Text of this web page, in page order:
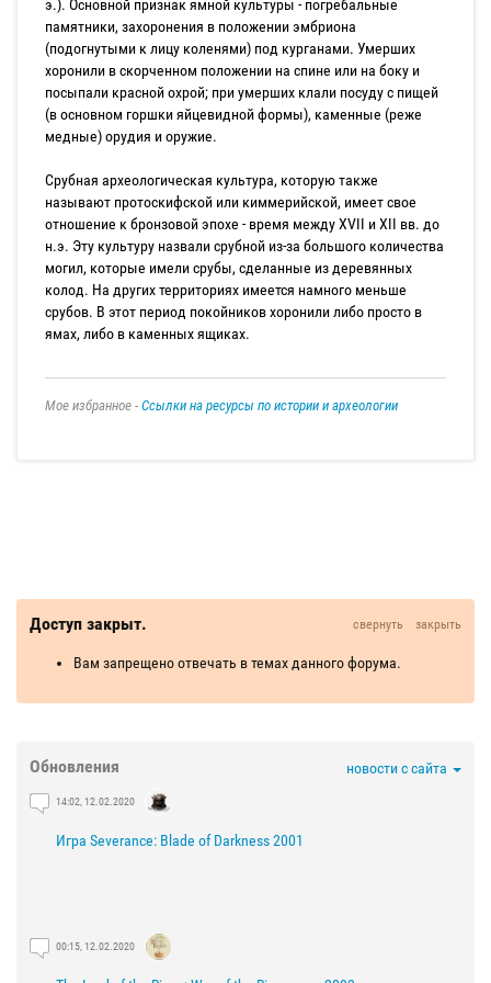
э.). Основной признак ямной культуры - погребальные
памятники, захоронения в положении эмбриона
(подогнутыми к лицу коленями) под курганами. Умерших
хоронили в скорченном положении на спине или на боку и
посыпали красной охрой; при умерших клали посуду с пищей
(в основном горшки яйцевидной формы), каменные (реже
медные) орудия и оружие.
Срубная археологическая культура, которую также
называют протоскифской или киммерийской, имеет свое
отношение к бронзовой эпохе - время между XVII и XII вв. до
н.э. Эту культуру назвали срубной из-за большого количества
могил, которые имели срубы, сделанные из деревянных
колод. На других территориях имеется намного меньше
срубов. В этот период покойников хоронили либо просто в
ямах, либо в каменных ящиках.
Мое избранное - Ссылки на ресурсы по истории и археологии
Доступ закрыт. свернуть закрыть
Вам запрещено отвечать в темах данного форума.
Обновления новости с сайта
14:02, 12.02.2020
Игра Severance: Blade of Darkness 2001
00:15, 12.02.2020